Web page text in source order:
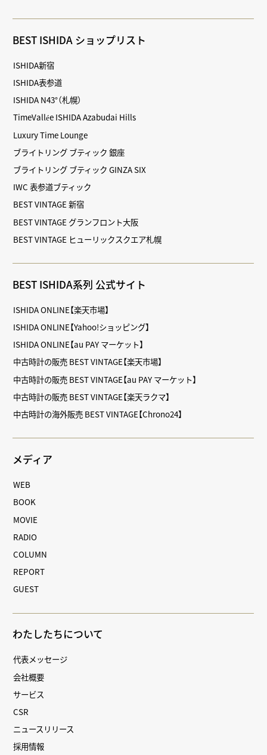
BEST ISHIDA ショップリスト
ISHIDA新宿
ISHIDA表参道
ISHIDA N43°（札幌）
TimeVallée ISHIDA Azabudai Hills
Luxury Time Lounge
ブライトリング ブティック 銀座
ブライトリング ブティック GINZA SIX
IWC 表参道ブティック
BEST VINTAGE 新宿
BEST VINTAGE グランフロント大阪
BEST VINTAGE ヒューリックスクエア札幌
BEST ISHIDA系列 公式サイト
ISHIDA ONLINE【楽天市場】
ISHIDA ONLINE【Yahoo!ショッピング】
ISHIDA ONLINE【au PAY マーケット】
中古時計の販売 BEST VINTAGE【楽天市場】
中古時計の販売 BEST VINTAGE【au PAY マーケット】
中古時計の販売 BEST VINTAGE【楽天ラクマ】
中古時計の海外販売 BEST VINTAGE【Chrono24】
メディア
WEB
BOOK
MOVIE
RADIO
COLUMN
REPORT
GUEST
わたしたちについて
代表メッセージ
会社概要
サービス
CSR
ニュースリリース
採用情報